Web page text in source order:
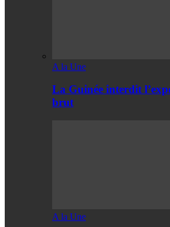
A la Une
La Guinée interdit
brut
A la Une